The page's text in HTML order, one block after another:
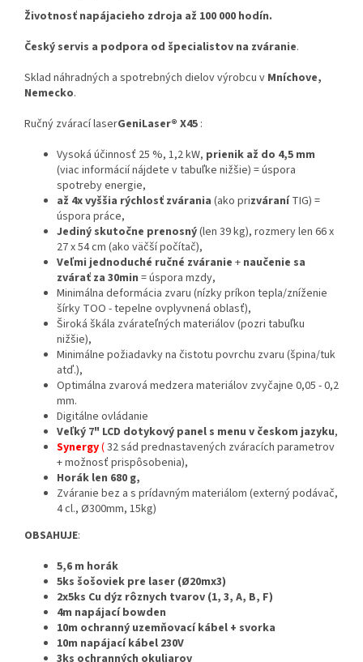
Životnosť napájacieho zdroja až 100 000 hodín.
Český servis a podpora od špecialistov na zváranie.
Sklad náhradných a spotrebných dielov výrobcu v Mníchove,
Nemecko.
Ručný zvárací laserGeniLaser® X45 :
Vysoká účinnosť 25 %, 1,2 kW, prienik až do 4,5 mm
(viac informácií nájdete v tabuľke nižšie) = úspora
spotreby energie,
až 4x vyššia rýchlosť zvárania (ako prizváraníTIG) =
úspora práce,
Jediný skutočne prenosný(len 39 kg), rozmery len 66 x
27 x 54 cm (ako väčší počítač),
Veľmi jednoduché ručné zváranie + naučenie sa
zvárať za 30min = úspora mzdy,
Minimálna deformácia zvaru (nízky príkon tepla/zníženie
šírky TOO - tepelne ovplyvnená oblasť),
Široká škála zvárateľných materiálov (pozri tabuľku
nižšie),
Minimálne požiadavky na čistotu povrchu zvaru (špina/tuk
atď.),
Optimálna zvarová medzera materiálov zvyčajne 0,05 - 0,2
mm.
Digitálne ovládanie
Veľký 7" LCD dotykový panel s menu v českom jazyku,
Synergy(32 sád prednastavených zváracích parametrov
+ možnosť prispôsobenia),
Horák len 680 g,
Zváranie bez a s prídavným materiálom (externý podávač,
4 cl., Ø300mm, 15kg)
OBSAHUJE:
5,6 m horák
5ks šošoviek pre laser (Ø20mx3)
2x5ks Cu dýz rôznych tvarov (1, 3, A, B, F)
4m napájací bowden
10m ochranný uzemňovací kábel + svorka
10m napájací kábel 230V